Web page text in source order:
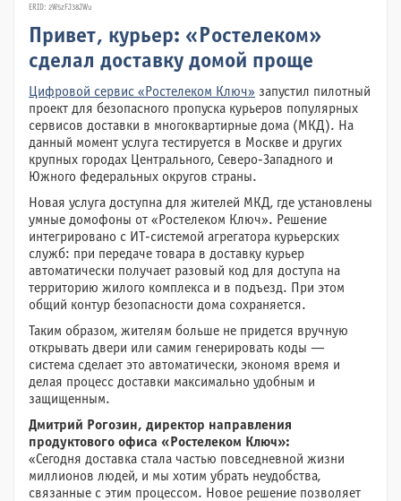
ERID: 2W5zFJ38JWu
Привет, курьер: «Ростелеком»
сделал доставку домой проще
Цифровой сервис «Ростелеком Ключ» запустил пилотный
проект для безопасного пропуска курьеров популярных
сервисов доставки в многоквартирные дома (МКД). На
данный момент услуга тестируется в Москве и других
крупных городах Центрального, Северо-Западного и
Южного федеральных округов страны.
Новая услуга доступна для жителей МКД, где установлены
умные домофоны от «Ростелеком Ключ». Решение
интегрировано с ИТ-системой агрегатора курьерских
служб: при передаче товара в доставку курьер
автоматически получает разовый код для доступа на
территорию жилого комплекса и в подъезд. При этом
общий контур безопасности дома сохраняется.
Таким образом, жителям больше не придется вручную
открывать двери или самим генерировать коды —
система сделает это автоматически, экономя время и
делая процесс доставки максимально удобным и
защищенным.
Дмитрий Рогозин, директор направления
продуктового офиса «Ростелеком Ключ»:
«Сегодня доставка стала частью повседневной жизни
миллионов людей, и мы хотим убрать неудобства,
связанные с этим процессом. Новое решение позволяет